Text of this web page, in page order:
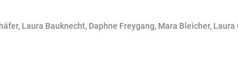
Laura Bauknecht, Daphne Freygang, Mara Bleicher, Laura